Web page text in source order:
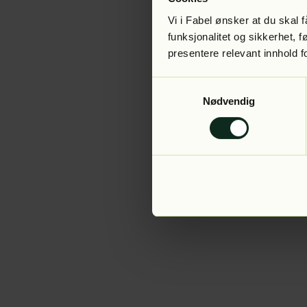
Vi i Fabel ønsker at du skal
funksjonalitet og sikkerhet,
presentere relevant innhold
Nødvendig
Application